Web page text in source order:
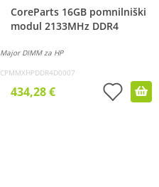
CoreParts 16GB pomnilniški
modul 2133MHz DDR4
Major DIMM za HP
CPMMXHPDDR4D0007
434,28 €